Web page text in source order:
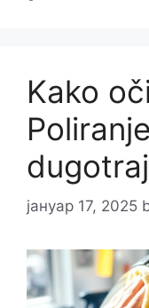
Kako
јануар 17, 2025